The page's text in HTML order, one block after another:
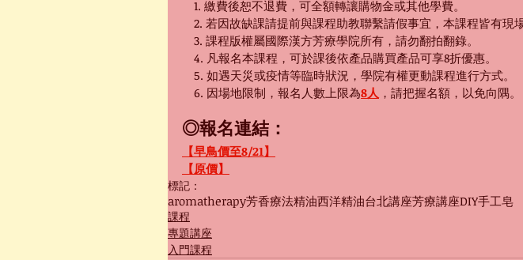
1. 繳費後恕不退費，可全額轉讓購物金或其他學費。
2. 若因故缺課請提前與課程助教聯繫請假事宜，本課程皆有現
3. 課程版權屬國際漢方芳療學院所有，請勿翻拍翻錄。
4. 凡報名本課程，可於課後依產品購買產品可享8折優惠。
5. 如遇天災或疫情等臨時狀況，學院有權更動課程進行方式。
6. 因場地限制，報名人數上限為8人 ，請把握名額，以免向隅。
◎報名連結：
【早鳥價至8/21】
【原價】
標記：
aromatherapy芳香療法精油西洋精油台北講座芳療講座DIY手工皂
課程
專題講座
入門課程